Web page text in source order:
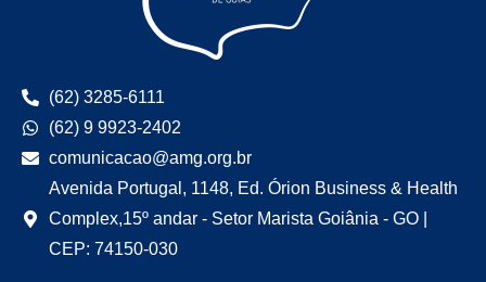
(62) 3285-6111
(62) 9 9923-2402
comunicacao@amg.org.br
Avenida Portugal, 1148, Ed. Órion Business & Health
Complex,15º andar - Setor Marista Goiânia - GO |
CEP: 74150-030